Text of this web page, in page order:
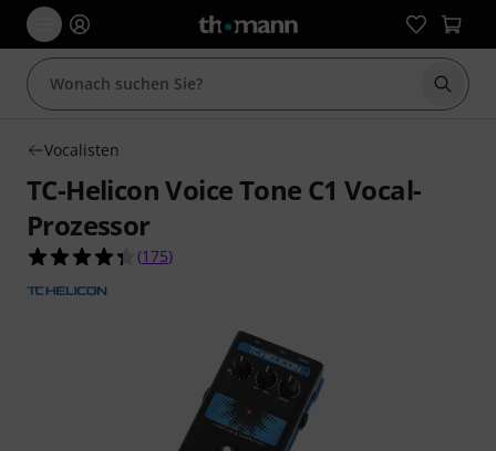
Suche
Vocalisten
TC-Helicon Voice Tone C1 Vocal-
Prozessor
4.3 von 5 Sternen aus 175 Kundenbewertungen
(175)